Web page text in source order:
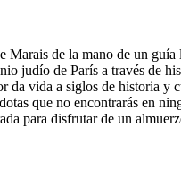
Marais de la mano de un
judío de París a través de
da vida a siglos de historia y
que no encontrarás en
para disfrutar de un